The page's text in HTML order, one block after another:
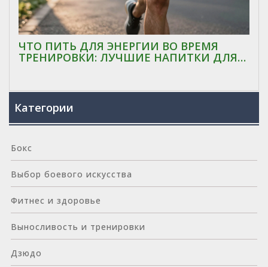
ЧТО ПИТЬ ДЛЯ ЭНЕРГИИ ВО ВРЕМЯ
ТРЕНИРОВКИ: ЛУЧШИЕ НАПИТКИ ДЛЯ
Категории
Бокс
Выбор боевого искусства
Фитнес и здоровье
Выносливость и тренировки
Дзюдо